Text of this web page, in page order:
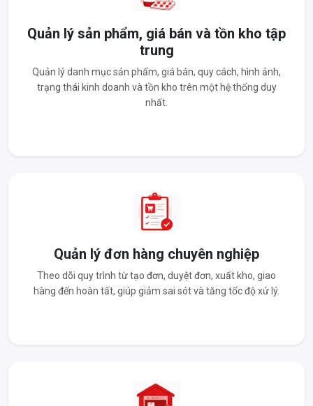
Quản lý sản phẩm, giá bán và tồn kho tập
trung
Quản lý danh mục sản phẩm, giá bán, quy cách, hình ảnh,
trạng thái kinh doanh và tồn kho trên một hệ thống duy
nhất.
Quản lý đơn hàng chuyên nghiệp
Theo dõi quy trình từ tạo đơn, duyệt đơn, xuất kho, giao
hàng đến hoàn tất, giúp giảm sai sót và tăng tốc độ xử lý.